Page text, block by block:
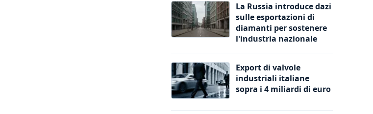
La Russia introduce dazi
sulle esportazioni di
diamanti per sostenere
l'industria nazionale
Export di valvole
industriali italiane
sopra i 4 miliardi di euro